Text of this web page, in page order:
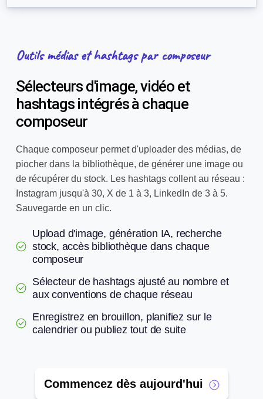
Outils médias et hashtags par composeur
Sélecteurs d'image, vidéo et
hashtags intégrés à chaque
composeur
Chaque composeur permet d'uploader des médias, de
piocher dans la bibliothèque, de générer une image ou
de récupérer du stock. Les hashtags collent au réseau :
Instagram jusqu'à 30, X de 1 à 3, LinkedIn de 3 à 5.
Sauvegarde en un clic.
Upload d'image, génération IA, recherche
stock, accès bibliothèque dans chaque
composeur
Sélecteur de hashtags ajusté au nombre et
aux conventions de chaque réseau
Enregistrez en brouillon, planifiez sur le
calendrier ou publiez tout de suite
Commencez dès aujourd'hui